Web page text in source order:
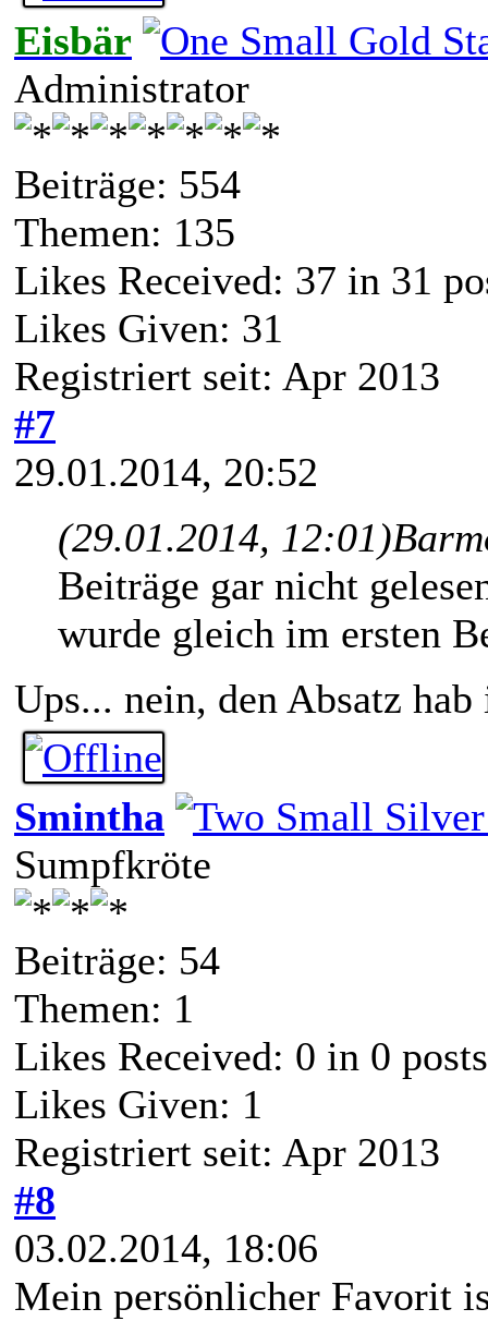
Eisbär
Administrator
Beiträge: 554
Themen: 135
Likes Received: 37 in 31
Likes Given: 31
Registriert seit: Apr 2013
#7
29.01.2014, 20:52
(29.01.2014, 12:01)
Beiträge gar nicht
wurde gleich im ersten
Ups... nein, den Absatz
Smintha
Sumpfkröte
Beiträge: 54
Themen: 1
Likes Received: 0 in 0 posts
Likes Given: 1
Registriert seit: Apr 2013
#8
03.02.2014, 18:06
Mein persönlicher Favorit